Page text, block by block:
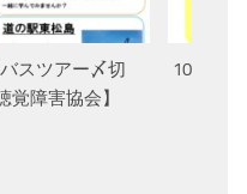
スツアー〆切
覚障害協会】
10/16 長